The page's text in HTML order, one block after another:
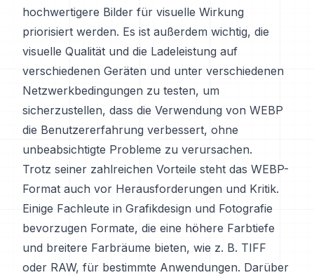
hochwertigere Bilder für visuelle Wirkung
priorisiert werden. Es ist außerdem wichtig, die
visuelle Qualität und die Ladeleistung auf
verschiedenen Geräten und unter verschiedenen
Netzwerkbedingungen zu testen, um
sicherzustellen, dass die Verwendung von WEBP
die Benutzererfahrung verbessert, ohne
unbeabsichtigte Probleme zu verursachen.
Trotz seiner zahlreichen Vorteile steht das WEBP-
Format auch vor Herausforderungen und Kritik.
Einige Fachleute in Grafikdesign und Fotografie
bevorzugen Formate, die eine höhere Farbtiefe
und breitere Farbräume bieten, wie z. B. TIFF
oder RAW, für bestimmte Anwendungen. Darüber